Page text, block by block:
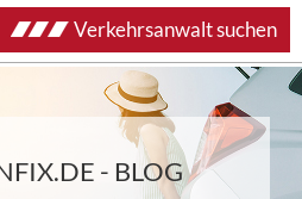
- BLOG
Verkehrsanwalt suchen